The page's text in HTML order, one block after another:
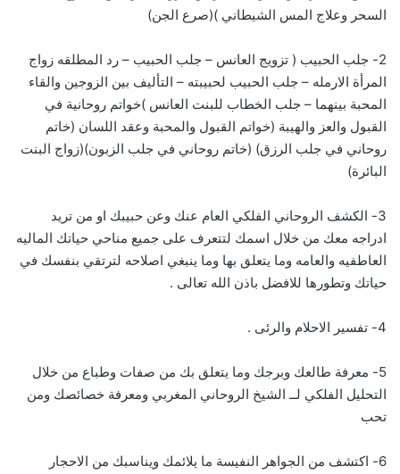
السحر وعلاج المس الشيطاني )(صرع الجن)
2- جلب الحبيب ( تزويج العانس – جلب الحبيب – رد المطلقه زواج
المرأة الارمله – جلب الحبيب لحبيبته – التأليف بين الزوجين والقاء
المحبة بينهما – جلب الخطاب للبنت العانس )خواتم روحانية في
القبول والعز والهيبة (خواتم القبول والمحبة وعقد اللسان (خاتم
روحاني في جلب الرزق) (خاتم روحاني في جلب الزبون)(زواج البنت
البائرة)
3- الكشف الروحاني الفلكي العام عنك وعن حبيبك او من تريد
ادراجه معك من خلال اسمك لتتعرف على جميع مناحي حياتك الماليه
العاطفيه والعامه وما يتعلق بها وما ينبغي اصلاحه لترتقي بنفسك في
حياتك وتطورها للافضل باذن الله تعالى .
4- تفسير الاحلام والرئى .
5- معرفة طالعك وبرجك وما يتعلق بك من صفات وطباع من خلال
التحليل الفلكي لــ الشيخ الروحاني المغربي ومعرفة خصائصك ومن
تحب
6- اكتشف من الجواهر النفيسة ما يلائمك ويناسبك من الاحجار